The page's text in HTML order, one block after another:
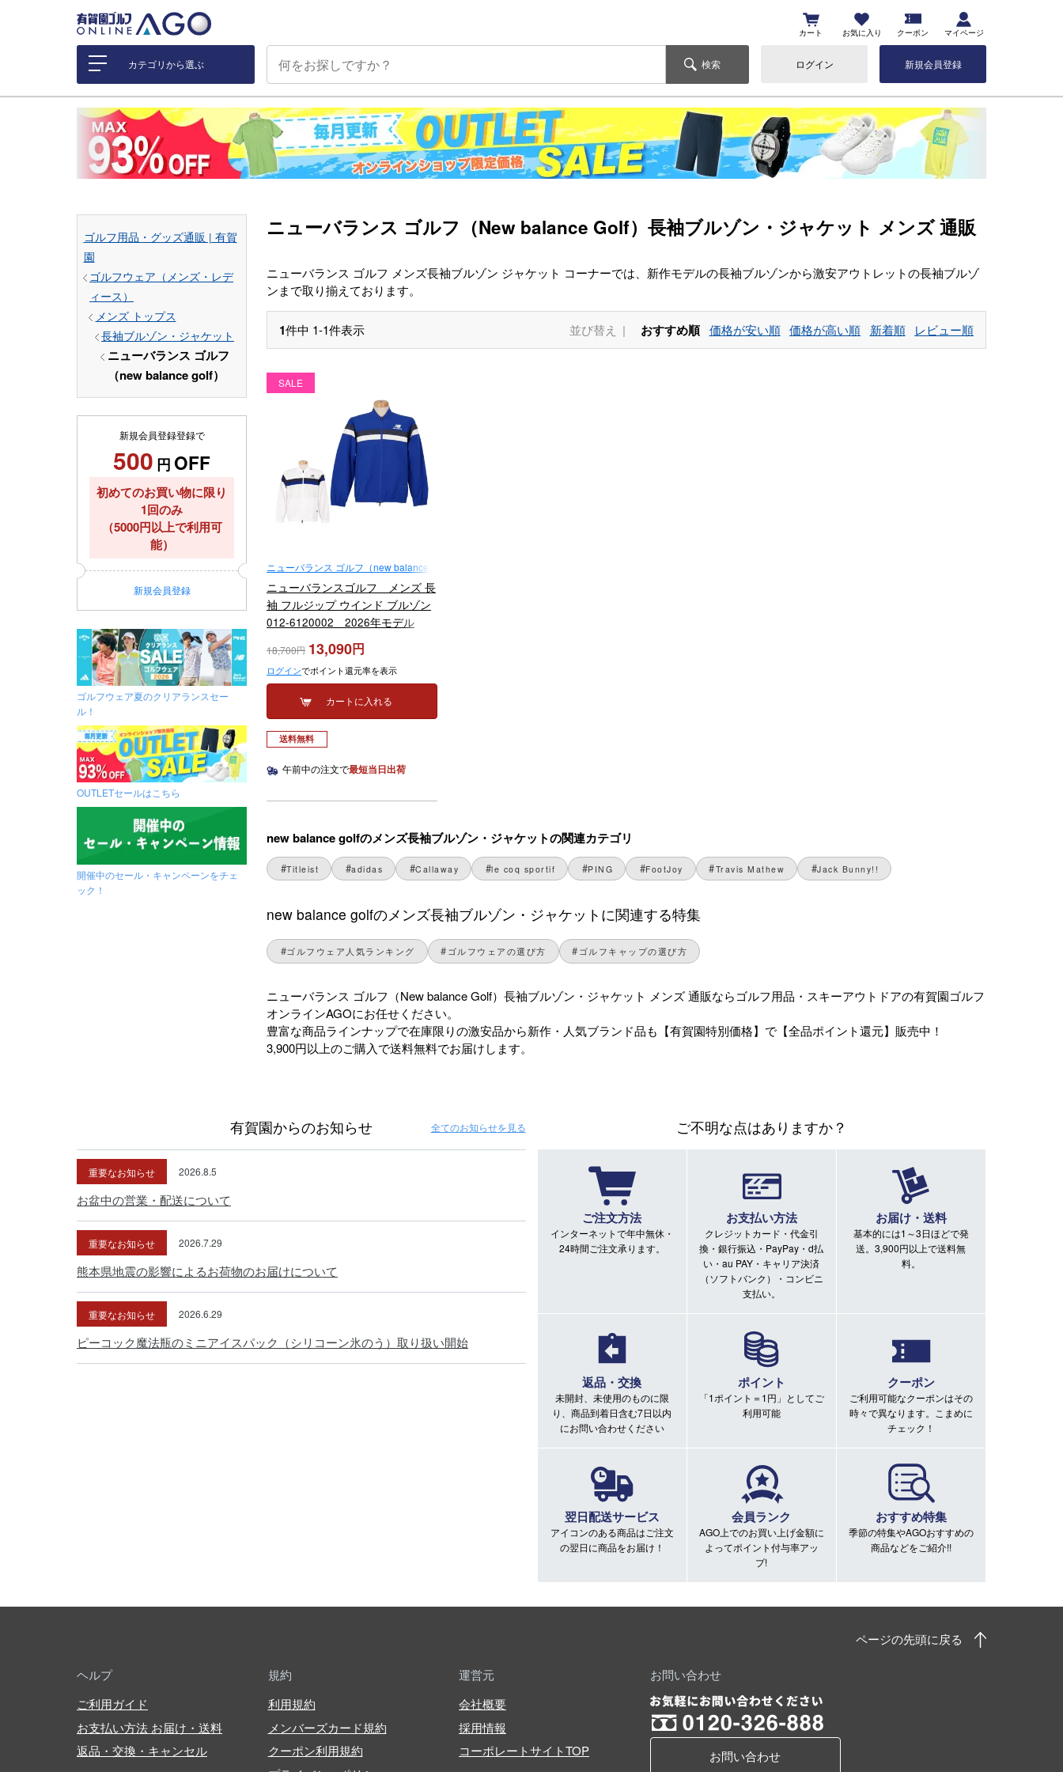
カート お気に入り クーポン マイページ
カテゴリから選ぶ 検索 ログイン 新規会員登録
ゴルフ用品・グッズ通販 | 有賀
園
ゴルフウェア（メンズ・レデ
ィース）
メンズ トップス
長袖ブルゾン・ジャケット
ニューバランス ゴルフ
（new balance golf）
新規会員登録登録で
500 円 OFF
初めてのお買い物に限り
1回のみ
（5000円以上で利用可
能）
新規会員登録
ゴルフウェア夏のクリアランスセー
ル！
OUTLETセールはこちら
開催中のセール・キャンペーンをチェ
ック！
ニューバランス ゴルフ（New balance Golf）長袖ブルゾン・ジャケット メンズ 通販
ニューバランス ゴルフ メンズ長袖ブルゾン ジャケット コーナーでは、新作モデルの長袖ブルゾンから激安アウトレットの長袖ブルゾ
ンまで取り揃えております。
並び替え おすすめ順 価格が安い順 価格が高い順 新着順 レビュー順
1件中 1-1件表示
SALE
ニューバランス ゴルフ（new balance
golf）
ニューバランスゴルフ メンズ 長
袖 フルジップ ウインド ブルゾン
012-6120002 2026年モデル
18,700 13,090
ログインでポイント還元率を表示
カートに入れる
送料無料
午前中の注文で最短当日出荷
new balance golfのメンズ長袖ブルゾン・ジャケットの関連カテゴリ
Titleist adidas Callaway le coq sportif PING FootJoy Travis Mathew Jack Bunny!!
new balance golfのメンズ長袖ブルゾン・ジャケットに関連する特集
ゴルフウェア人気ランキング ゴルフウェアの選び方 ゴルフキャップの選び方
ニューバランス ゴルフ（New balance Golf）長袖ブルゾン・ジャケット メンズ 通販ならゴルフ用品・スキーアウトドアの有賀園ゴルフ
オンラインAGOにお任せください。
豊富な商品ラインナップで在庫限りの激安品から新作・人気ブランド品も【有賀園特別価格】で【全品ポイント還元】販売中！
3,900円以上のご購入で送料無料でお届けします。
有賀園からのお知らせ 全てのお知らせを見る
重要なお知らせ 2026.8.5
お盆中の営業・配送について
重要なお知らせ 2026.7.29
熊本県地震の影響によるお荷物のお届けについて
重要なお知らせ 2026.6.29
ピーコック魔法瓶のミニアイスパック（シリコーン氷のう）取り扱い開始
ご不明な点はありますか？
ご注文方法
インターネットで年中無休・
24時間ご注文承ります。
お支払い方法
クレジットカード・代金引
換・銀行振込・PayPay・d払
い・au PAY・キャリア決済
（ソフトバンク）・コンビニ
支払い。
お届け・送料
基本的には1～3日ほどで発
送。3,900円以上で送料無
料。
返品・交換
未開封、未使用のものに限
り、商品到着日含む7日以内
にお問い合わせください
ポイント
「1ポイント＝1円」としてご
利用可能
クーポン
ご利用可能なクーポンはその
時々で異なります。こまめに
チェック！
翌日配送サービス
アイコンのある商品はご注文
の翌日に商品をお届け！
会員ランク
AGO上でのお買い上げ金額に
よってポイント付与率アッ
プ!
おすすめ特集
季節の特集やAGOおすすめの
商品などをご紹介!!
ページの先頭に戻る
ヘルプ
ご利用ガイド
お支払い方法 お届け・送料
返品・交換・キャンセル
規約
利用規約
メンバーズカード規約
クーポン利用規約
運営元
会社概要
採用情報
コーポレートサイトTOP
お問い合わせ
お問い合わせ